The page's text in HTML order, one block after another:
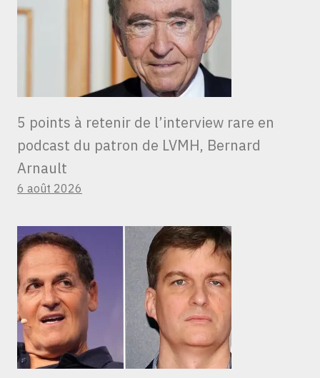
5 points à retenir de l’interview rare en
podcast du patron de LVMH, Bernard
Arnault
6 août 2026